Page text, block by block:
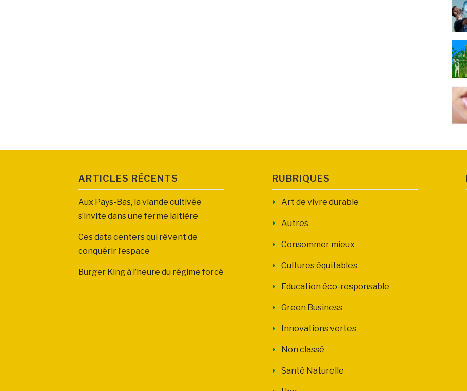
ARTICLES RÉCENTS
Aux Pays-Bas, la viande cultivée
s’invite dans une ferme laitière
Ces data centers qui rêvent de
conquérir l’espace
Burger King à l’heure du régime forcé
RUBRIQUES
Art de vivre durable
Autres
Consommer mieux
Cultures équitables
Education éco-responsable
Green Business
Innovations vertes
Non classé
Santé Naturelle